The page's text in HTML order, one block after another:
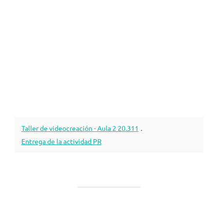
Taller de videocreación - Aula 2 20.311 .
Entrega de la actividad PR